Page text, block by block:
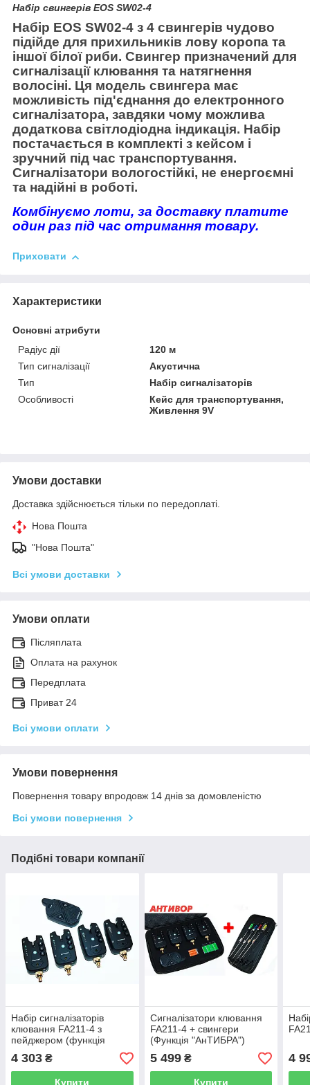
Набір свингерів EOS SW02-4
Набір EOS SW02-4 з 4 свингерів чудово
підійде для прихильників лову коропа та
іншої білої риби. Свингер призначений для
сигналізації клювання та натягнення
волосіні. Ця модель свингера має
можливість під'єднання до електронного
сигналізатора, завдяки чому можлива
додаткова світлодіодна індикація. Набір
постачається в комплекті з кейсом і
зручний під час транспортування.
Сигналізатори вологостійкі, не енергоємні
та надійні в роботі.
Комбінуємо лоти, за доставку платите
один раз під час отримання товару.
Приховати
Характеристики
Основні атрибути
Радіус дії
120 м
Тип сигналізації
Акустична
Тип
Набір сигналізаторів
Особливості
Кейс для транспортування,
Живлення 9V
Умови доставки
Доставка здійснюється тільки по передоплаті.
Нова Пошта
"Нова Пошта"
Всі умови доставки
Умови оплати
Післяплата
Оплата на рахунок
Передплата
Приват 24
Всі умови оплати
Умови повернення
Повернення товару впродовж 14 днів за домовленістю
Всі умови повернення
Подібні товари компанії
Набір сигналізаторів
клювання FA211-4 з
пейджером (функція
АНТИБРА)
4 303 ₴
Купити
Сигналізатори клювання
FA211-4 + свингери
(Функція "АнТИБРА")
5 499₴
Купити
4